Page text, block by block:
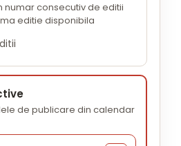
numar consecutiv de editii
editie disponibila
de publicare din calendar